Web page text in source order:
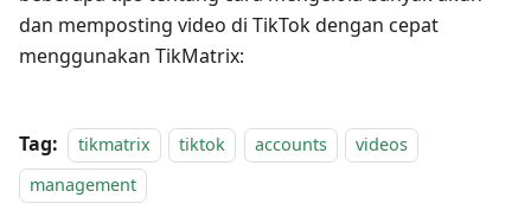
dan memposting video di TikTok dengan cepat
menggunakan TikMatrix:
Tag: tikmatrix tiktok accounts
videos
management